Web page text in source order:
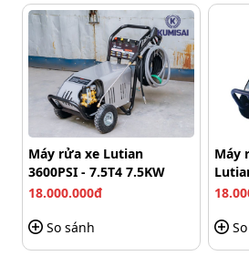
Bên cạnh đó, máy cũng được
sét, giúp sử dụng ổn định lâu dài
bởi thời tiết ẩm ướt.
Máy rửa xe Lutian
3600PSI - 7.5T4 7.5KW
18.000.000đ
So sánh
Máy